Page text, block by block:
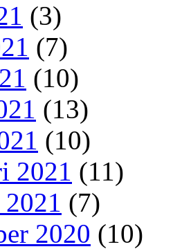
(3)
(7)
(10)
(13)
(10)
2021 (11)
(7)
2020 (10)